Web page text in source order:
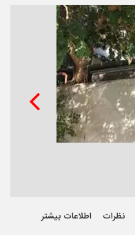
نظرات اطلاعات بیشتر